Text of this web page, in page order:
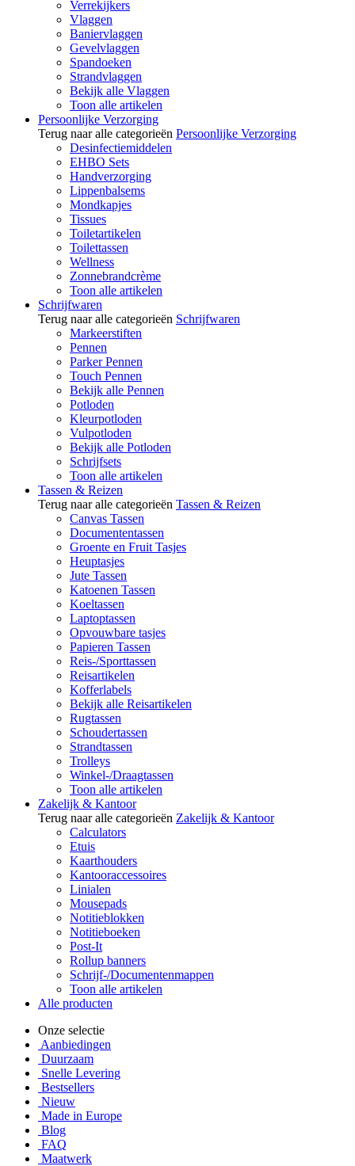
Verrekijkers
Vlaggen
Baniervlaggen
Gevelvlaggen
Spandoeken
Strandvlaggen
Bekijk alle Vlaggen
Toon alle artikelen
Persoonlijke Verzorging
Terug naar alle categorieën Persoonlijke Verzorging
Desinfectiemiddelen
EHBO Sets
Handverzorging
Lippenbalsems
Mondkapjes
Tissues
Toiletartikelen
Toilettassen
Wellness
Zonnebrandcrème
Toon alle artikelen
Schrijfwaren
Terug naar alle categorieën Schrijfwaren
Markeerstiften
Pennen
Parker Pennen
Touch Pennen
Bekijk alle Pennen
Potloden
Kleurpotloden
Vulpotloden
Bekijk alle Potloden
Schrijfsets
Toon alle artikelen
Tassen & Reizen
Terug naar alle categorieën Tassen & Reizen
Canvas Tassen
Documententassen
Groente en Fruit Tasjes
Heuptasjes
Jute Tassen
Katoenen Tassen
Koeltassen
Laptoptassen
Opvouwbare tasjes
Papieren Tassen
Reis-/Sporttassen
Reisartikelen
Kofferlabels
Bekijk alle Reisartikelen
Rugtassen
Schoudertassen
Strandtassen
Trolleys
Winkel-/Draagtassen
Toon alle artikelen
Zakelijk & Kantoor
Terug naar alle categorieën Zakelijk & Kantoor
Calculators
Etuis
Kaarthouders
Kantooraccessoires
Linialen
Mousepads
Notitieblokken
Notitieboeken
Post-It
Rollup banners
Schrijf-/Documentenmappen
Toon alle artikelen
Alle producten
Onze selectie
Aanbiedingen
Duurzaam
Snelle Levering
Bestsellers
Nieuw
Made in Europe
Blog
FAQ
Maatwerk